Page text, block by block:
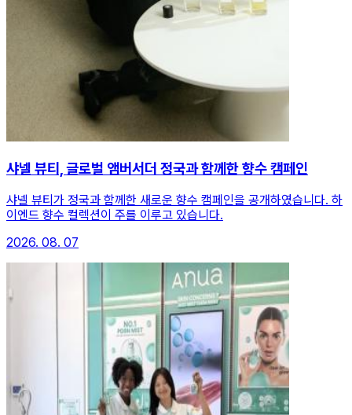
샤넬 뷰티, 글로벌 앰버서더 정국과 함께한 향수 캠페인
샤넬 뷰티가 정국과 함께한 새로운 향수 캠페인을 공개하였습니다. 하
이엔드 향수 컬렉션이 주를 이루고 있습니다.
2026. 08. 07